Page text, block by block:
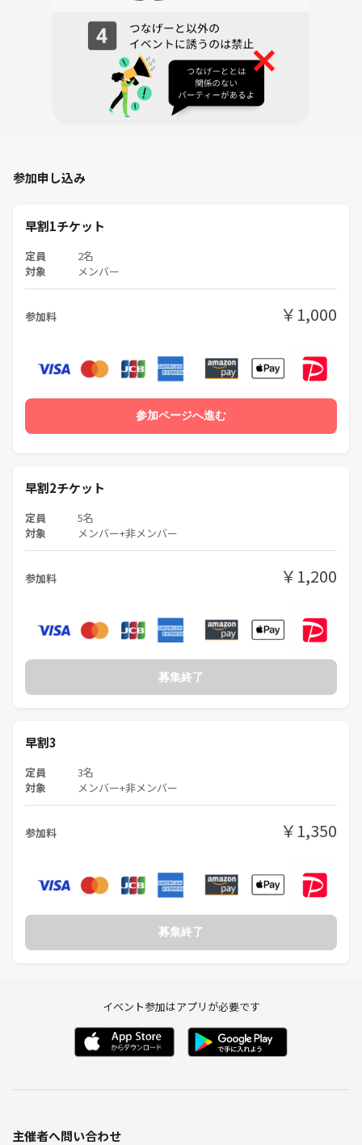
参加申し込み
早割1チケット
定員 2名
対象 メンバー
参加料 ￥1,000
参加ページへ進む
早割2チケット
定員 5名
対象
メンバー+非メンバー
参加料 ￥1,200
募集終了
早割3
定員 3名
対象 メンバー+非メンバー
参加料 ￥1,350
募集終了
イベント参加はアプリが必要です
主催者へ問い合わせ